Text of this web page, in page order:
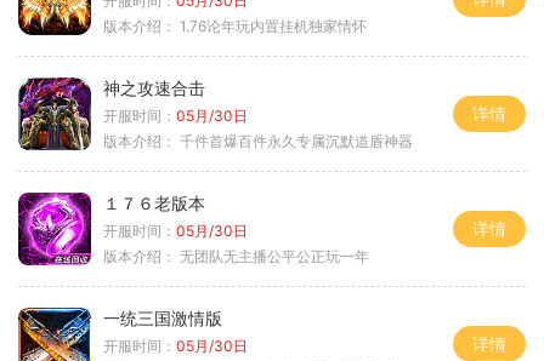
版本介绍： 1.76论年玩内置挂机独家情怀
神之攻速合击
开服时间： 05月/30日
版本介绍： 千件首爆百件永久专属沉默道盾神器
详情
１７６老版本
开服时间： 05月/30日
版本介绍： 无团队无主播公平公正玩一年
详情
一统三国激情版
开服时间： 05月/30日
详情